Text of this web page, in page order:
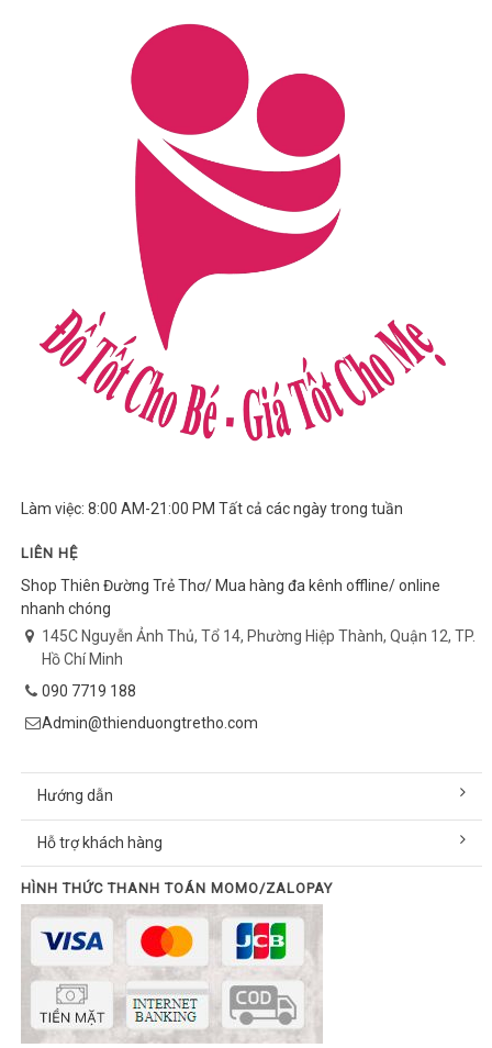
Làm việc: 8:00 AM-21:00 PM Tất cả các ngày trong tuần
LIÊN HỆ
Shop Thiên Đường Trẻ Thơ/ Mua hàng đa kênh offline/ online
nhanh chóng
145C Nguyễn Ảnh Thủ, Tổ 14, Phường Hiệp Thành, Quận 12, TP.
Hồ Chí Minh
090 7719 188
Admin@thienduongtretho.com
Hướng dẫn
Hỗ trợ khách hàng
HÌNH THỨC THANH TOÁN MOMO/ZALOPAY